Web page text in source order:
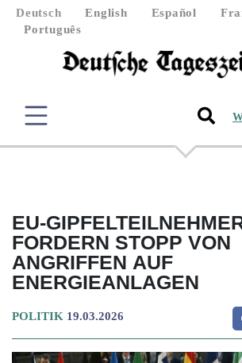
Deutsch English Español
Português
EU-
FORDERN STOPP VON
ANGRIFFEN AUF
ENERGIEANLAGEN
POLITIK 19.03.2026